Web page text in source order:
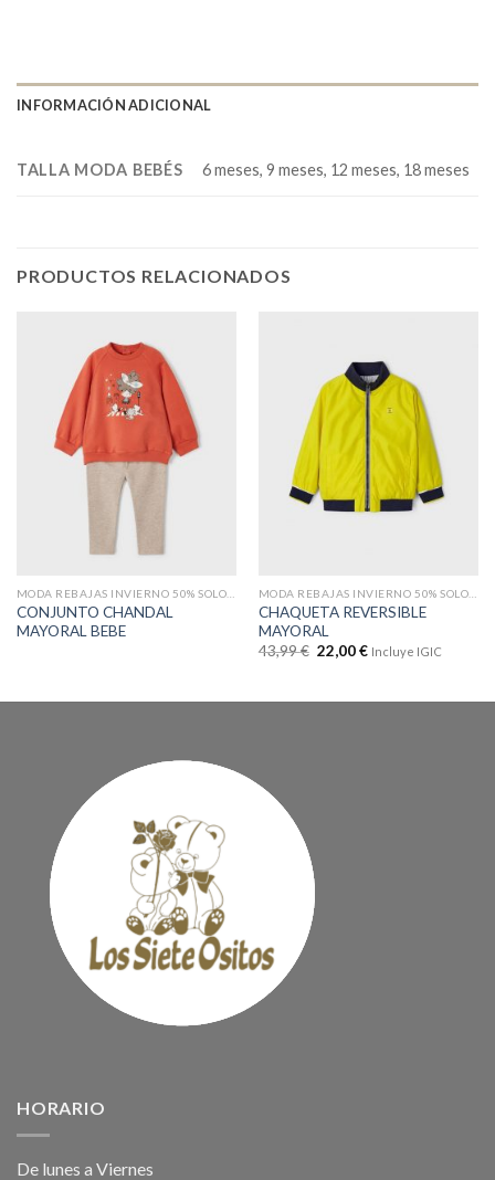
INFORMACIÓN ADICIONAL
TALLA MODA BEBÉS 6 meses, 9 meses, 12 meses, 18 meses
PRODUCTOS RELACIONADOS
CONJUNTO CHANDAL
MAYORAL BEBE
CHAQUETA REVERSIBLE
MAYORAL
43,99€ 22,00€ Incluye IGIC
HORARIO
De lunes a Viernes